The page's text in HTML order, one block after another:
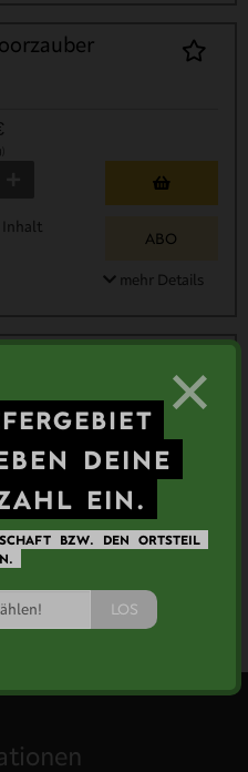
DEINE
EIN.
BZW. DEN
ORTSTEIL
LOS
×
Inhalt
ABO
mehr Details
Inhalt
ABO